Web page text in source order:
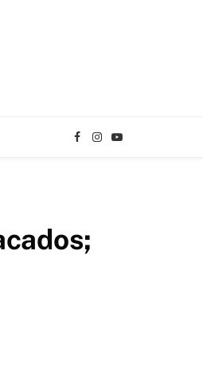
Facebook
Instagram
YouTube